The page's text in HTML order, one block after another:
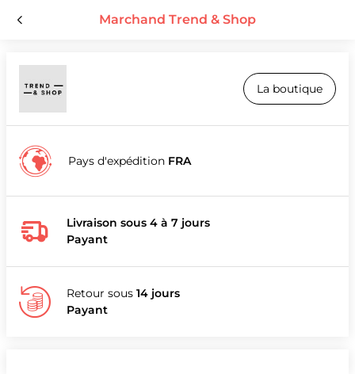
Marchand Trend & Shop
La boutique
Pays d'expédition FRA
Livraison sous 4 à 7 jours
Payant
Retour sous 14 jours
Payant